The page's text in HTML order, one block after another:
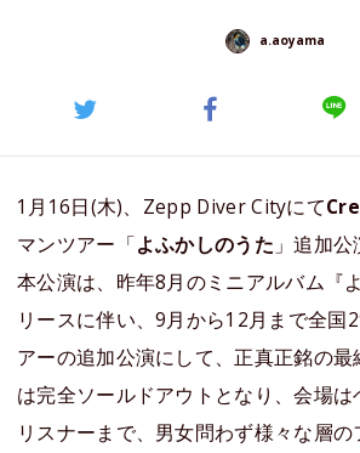
a.aoyama
1月16日(木)、Zepp Diver Cityにて
マンツアー「よふかしのうた 」追加公
本公演は、昨年8月のミニアルバム『
リースに伴い、9月から12月まで全国
アーの追加公演にして、正真正銘の最
は完全ソールドアウトとなり、会場
リスナーまで、男女問わず様々な層の